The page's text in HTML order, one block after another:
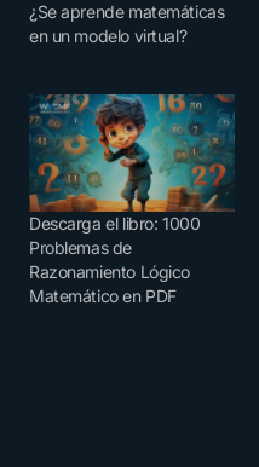
¿Se aprende matemáticas
en un modelo virtual?
Descarga el libro: 1000
Problemas de
Razonamiento Lógico
Matemático en PDF